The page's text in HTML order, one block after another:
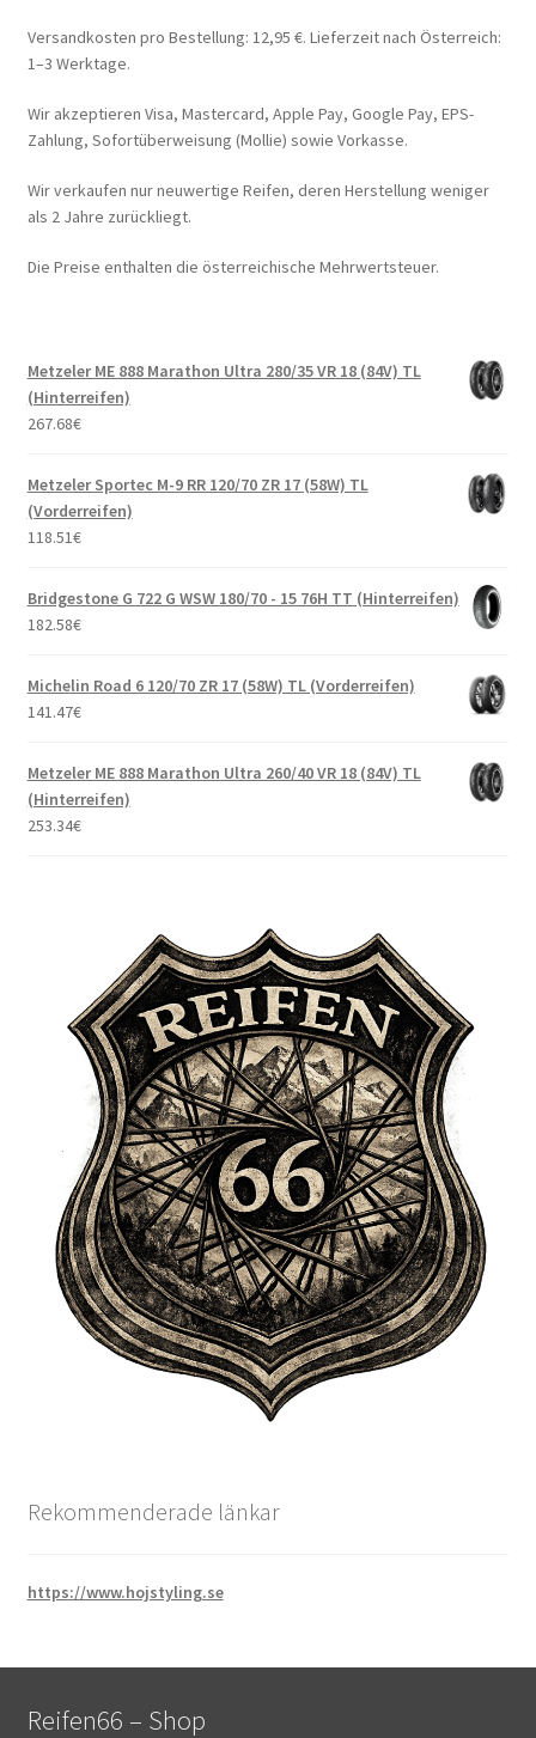
Versandkosten pro Bestellung: 12,95 €. Lieferzeit nach Österreich:
1–3 Werktage.
Wir akzeptieren Visa, Mastercard, Apple Pay, Google Pay, EPS-
Zahlung, Sofortüberweisung (Mollie) sowie Vorkasse.
Wir verkaufen nur neuwertige Reifen, deren Herstellung weniger
als 2 Jahre zurückliegt.
Die Preise enthalten die österreichische Mehrwertsteuer.
Metzeler ME 888 Marathon Ultra 280/35 VR 18 (84V) TL
(Hinterreifen)
267.68€
Metzeler Sportec M-9 RR 120/70 ZR 17 (58W) TL
(Vorderreifen)
118.51€
Bridgestone G 722 G WSW 180/70 - 15 76H TT (Hinterreifen)
182.58€
Michelin Road 6 120/70 ZR 17 (58W) TL (Vorderreifen)
141.47€
Metzeler ME 888 Marathon Ultra 260/40 VR 18 (84V) TL
(Hinterreifen)
253.34€
Rekommenderade länkar
https://www.hojstyling.se
Reifen66 – Shop